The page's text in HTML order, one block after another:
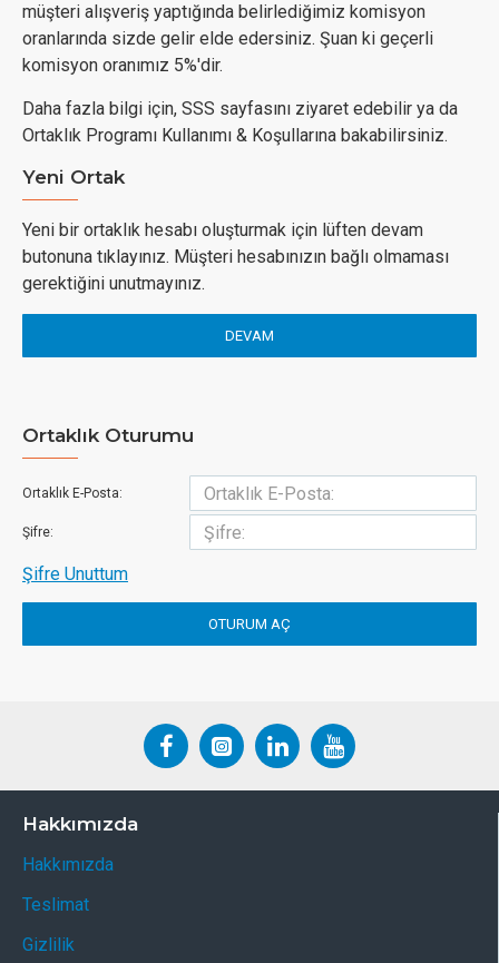
müşteri alışveriş yaptığında belirlediğimiz komisyon
oranlarında sizde gelir elde edersiniz. Şuan ki geçerli
komisyon oranımız 5%'dir.
Daha fazla bilgi için, SSS sayfasını ziyaret edebilir ya da
Ortaklık Programı Kullanımı & Koşullarına bakabilirsiniz.
Yeni Ortak
Yeni bir ortaklık hesabı oluşturmak için lüften devam
butonuna tıklayınız. Müşteri hesabınızın bağlı olmaması
gerektiğini unutmayınız.
DEVAM
Ortaklık Oturumu
Ortaklık E-Posta:
Şifre:
Şifre Unuttum
OTURUM AÇ
Hakkımızda
Hakkımızda
Teslimat
Gizlilik